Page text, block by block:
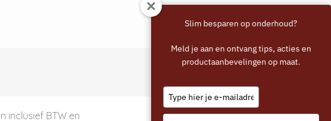
inclusief BTW en
Slim besparen op onderhoud?
Meld je aan en ontvang tips, acties en
productaanbevelingen op maat.
your
email